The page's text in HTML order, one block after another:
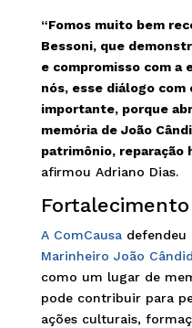
“Fomos muito bem
Bessoni, que
e compromisso com a
nós, esse diálogo com
importante, porque
memória de João
patrimônio, reparação
afirmou Adriano Dias.
A ComCausadefendeu
Marinheiro João
como um lugar de
pode contribuir para
ações culturais,